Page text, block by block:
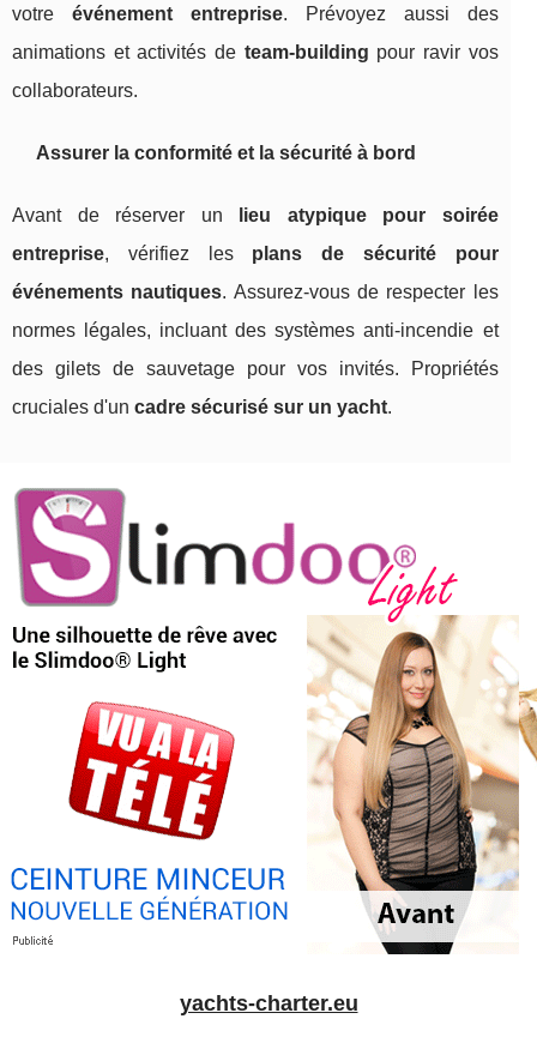
votre événement entreprise. Prévoyez aussi des
animations et activités de team-building pour ravir vos
collaborateurs.
Assurer la conformité et la sécurité à bord
Avant de réserver un
lieu atypique pour soirée
entreprise, vérifiez les plans de sécurité pour
événements nautiques. Assurez-vous de respecter les
normes légales, incluant des systèmes anti-incendie et
des gilets de sauvetage pour vos invités. Propriétés
cruciales d'un cadre sécurisé sur un yacht.
yachts-charter.eu